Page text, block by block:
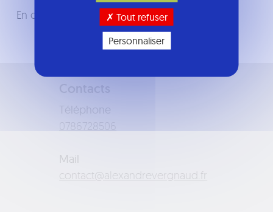
En cas de problème, merci deme contacter.
Contacts
Téléphone
6058276870
Mail
rf.duangreverdnaxela@tcatnoc
Tout refuser
Personnaliser